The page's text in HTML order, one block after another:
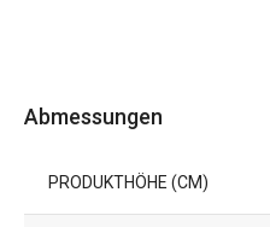
Abmessungen
PRODUKTHÖHE (CM)